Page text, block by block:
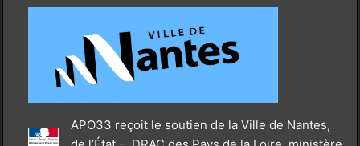
APO33 reçoit le soutien de la Ville de Nantes,